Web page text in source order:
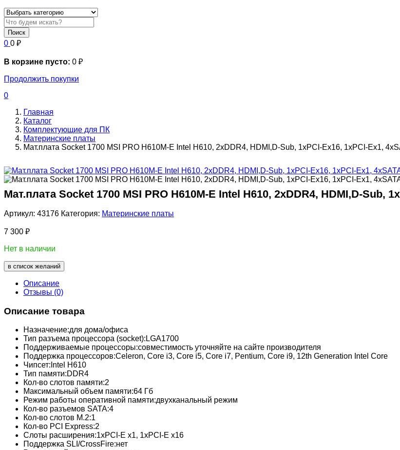
Поиск
0 0 ₽
В корзине пусто: 0 ₽
Продолжить покупки
0
Главная
Каталог
Комплектующие для ПК
Материнские платы
Мат.плата Socket 1700 MSI PRO H610M-E Intel H610, 2xDDR4, HDMI,D-Sub, 1xPCI-Ex16, 1xPCI-Ex1,
Мат.плата Socket 1700 MSI PRO H610M-E Intel H610, 2xDDR4, HDMI,D-Sub,
Артикул: 43176 Категория: Материнские платы
7 300 ₽
Нет в наличии
в список желаний
Описание
Отзывы (0)
Описание товара
Назначение:для дома/офиса
Тип разъема процессора (socket): LGA1700
Поддерживаемые процессоры:совместимость уточняйте на сайте производителя
Поддержка процессоров:Celeron, Core i3, Core i5, Core i7, Pentium, Core i9, 12th Generation Intel Core
Чипсет: Intel H610
Тип памяти:DDR4
Кол-во слотов памяти:2
Максимальный объем памяти:64 Гб
Режим работы оперативной памяти:двухканальный режим
Кол-во разъемов SATA:4
Кол-во слотов M.2:1
Кол-во PCI Express:2
Слоты расширения:1xPCI-E x1, 1xPCI-E x16
Поддержка SLI/CrossFire:нет